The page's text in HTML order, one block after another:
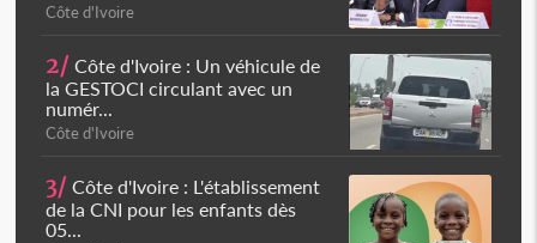
Côte d'Ivoire
2/ Côte d'Ivoire : Un véhicule de
la GESTOCI circulant avec un
numér...
Côte d'Ivoire
3/ Côte d'Ivoire : L'établissement
de la CNI pour les enfants dès
05...